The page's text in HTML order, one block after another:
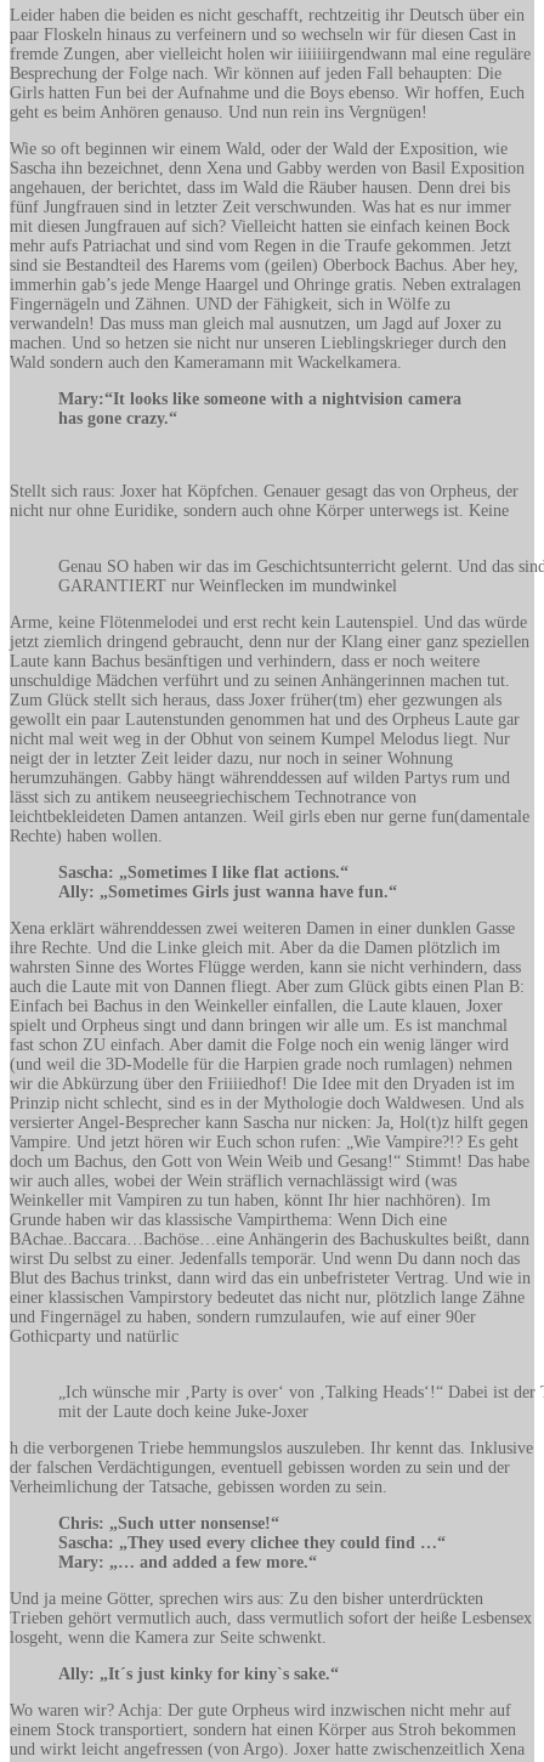
Leider haben die beiden es nicht geschafft, rechtzeitig ihr Deutsch über ein
paar Floskeln hinaus zu verfeinern und so wechseln wir für diesen Cast in
fremde Zungen, aber vielleicht holen wir iiiiiiirgendwann mal eine reguläre
Besprechung der Folge nach. Wir können auf jeden Fall behaupten: Die
Girls hatten Fun bei der Aufnahme und die Boys ebenso. Wir hoffen, Euch
geht es beim Anhören genauso. Und nun rein ins Vergnügen!
Wie so oft beginnen wir einem Wald, oder der Wald der Exposition, wie
Sascha ihn bezeichnet, denn Xena und Gabby werden von Basil Exposition
angehauen, der berichtet, dass im Wald die Räuber hausen. Denn drei bis
fünf Jungfrauen sind in letzter Zeit verschwunden. Was hat es nur immer
mit diesen Jungfrauen auf sich? Vielleicht hatten sie einfach keinen Bock
mehr aufs Patriachat und sind vom Regen in die Traufe gekommen. Jetzt
sind sie Bestandteil des Harems vom (geilen) Oberbock Bachus. Aber hey,
immerhin gab’s jede Menge Haargel und Ohringe gratis. Neben extralagen
Fingernägeln und Zähnen. UND der Fähigkeit, sich in Wölfe zu
verwandeln! Das muss man gleich mal ausnutzen, um Jagd auf Joxer zu
machen. Und so hetzen sie nicht nur unseren Lieblingskrieger durch den
Wald sondern auch den Kameramann mit Wackelkamera.
Mary:“It looks like someone with a nightvision camera
has gone crazy.“
Stellt sich raus: Joxer hat Köpfchen. Genauer gesagt das von Orpheus, der
nicht nur ohne Euridike, sondern auch ohne Körper unterwegs ist. Keine
Genau SO haben wir das im Geschichtsunterricht gelernt. Und das
GARANTIERT nur Weinflecken im mundwinkel
Arme, keine Flötenmelodei und erst recht kein Lautenspiel. Und das würde
jetzt ziemlich dringend gebraucht, denn nur der Klang einer ganz speziellen
Laute kann Bachus besänftigen und verhindern, dass er noch weitere
unschuldige Mädchen verführt und zu seinen Anhängerinnen machen tut.
Zum Glück stellt sich heraus, dass Joxer früher(tm) eher gezwungen als
gewollt ein paar Lautenstunden genommen hat und des Orpheus Laute gar
nicht mal weit weg in der Obhut von seinem Kumpel Melodus liegt. Nur
neigt der in letzter Zeit leider dazu, nur noch in seiner Wohnung
herumzuhängen. Gabby hängt währenddessen auf wilden Partys rum und
lässt sich zu antikem neuseegriechischem Technotrance von
leichtbekleideten Damen antanzen. Weil girls eben nur gerne fun(damentale
Rechte) haben wollen.
Sascha: „Sometimes I like flat actions.“
Ally: „Sometimes Girls just wanna have fun.“
Xena erklärt währenddessen zwei weiteren Damen in einer dunklen Gasse
ihre Rechte. Und die Linke gleich mit. Aber da die Damen plötzlich im
wahrsten Sinne des Wortes Flügge werden, kann sie nicht verhindern, dass
auch die Laute mit von Dannen fliegt. Aber zum Glück gibts einen Plan B:
Einfach bei Bachus in den Weinkeller einfallen, die Laute klauen, Joxer
spielt und Orpheus singt und dann bringen wir alle um. Es ist manchmal
fast schon ZU einfach. Aber damit die Folge noch ein wenig länger wird
(und weil die 3D-Modelle für die Harpien grade noch rumlagen) nehmen
wir die Abkürzung über den Friiiiedhof! Die Idee mit den Dryaden ist im
Prinzip nicht schlecht, sind es in der Mythologie doch Waldwesen. Und als
versierter Angel-Besprecher kann Sascha nur nicken: Ja, Hol(t)z hilft gegen
Vampire. Und jetzt hören wir Euch schon rufen: „Wie Vampire?!? Es geht
doch um Bachus, den Gott von Wein Weib und Gesang!“ Stimmt! Das habe
wir auch alles, wobei der Wein sträflich vernachlässigt wird (was
Weinkeller mit Vampiren zu tun haben, könnt Ihr hier nachhören). Im
Grunde haben wir das klassische Vampirthema: Wenn Dich eine
BAchae..Baccara…Bachöse…eine Anhängerin des Bachuskultes beißt, dann
wirst Du selbst zu einer. Jedenfalls temporär. Und wenn Du dann noch das
Blut des Bachus trinkst, dann wird das ein unbefristeter Vertrag. Und wie in
einer klassischen Vampirstory bedeutet das nicht nur, plötzlich lange Zähne
und Fingernägel zu haben, sondern rumzulaufen, wie auf einer 90er
Gothicparty und natürlic
„Ich wünsche mir ‚Party is over‘ von ‚Talking Heads‘!“ Dabei ist der
mit der Laute doch keine Juke-Joxer
h die verborgenen Triebe hemmungslos auszuleben. Ihr kennt das. Inklusive
der falschen Verdächtigungen, eventuell gebissen worden zu sein und der
Verheimlichung der Tatsache, gebissen worden zu sein.
Chris: „Such utter nonsense!“
Sascha: „They used every clichee they could find …“
Mary: „… and added a few more.“
Und ja meine Götter, sprechen wirs aus: Zu den bisher unterdrückten
Trieben gehört vermutlich auch, dass vermutlich sofort der heiße Lesbensex
losgeht, wenn die Kamera zur Seite schwenkt.
Ally: „It´s just kinky for kiny`s sake.“
Wo waren wir? Achja: Der gute Orpheus wird inzwischen nicht mehr auf
einem Stock transportiert, sondern hat einen Körper aus Stroh bekommen
und wirkt leicht angefressen (von Argo). Joxer hatte zwischenzeitlich Xena